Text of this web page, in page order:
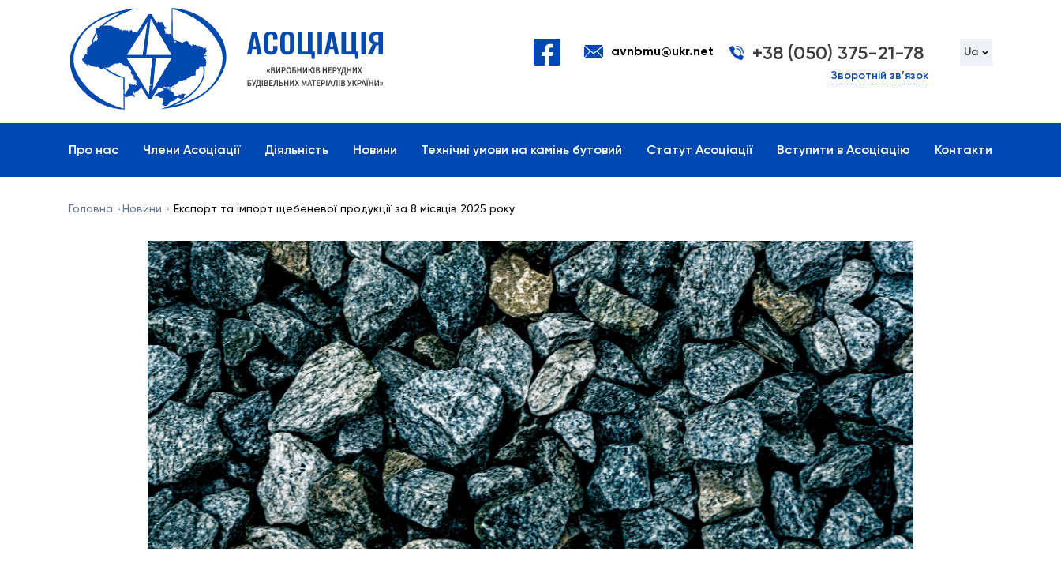
avnbmu@ukr.net +38 (050) 375-21-78
Зворотній зв’язок
Ua
Про нас Члени Асоціації Діяльність Новини Технічні умови на камінь бутовий Статут Асоціації Вступити в Асоціацію Контакти
Головна Новини Експорт та імпорт щебеневої продукції за 8 місяців 2025 року